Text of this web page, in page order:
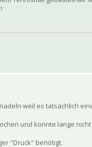
weil es tatsächlich
und konnte lange
"Druck" benötigt.